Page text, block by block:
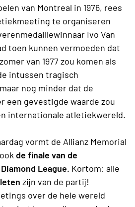
van Montreal in 1976, rees
te organiseren
Ivo Van
toen kunnen vermoeden dat
van 1977 zou komen als
intussen tragisch
nog minder dat de
een gevestigde waarde zou
internationale atletiekwereld.
vormt de Allianz Memorial
de finale van de
League. Kortom: alle
zijn van de partij!
over de hele wereld